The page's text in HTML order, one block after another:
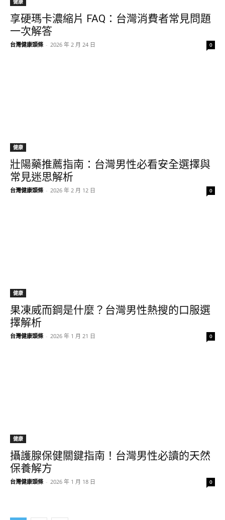
健康
享硬瑪卡濃縮片 FAQ：台灣消費者常見問題
一次解答
台灣健康頭條 - 2026 年 2 月 24 日 0
健康
壯陽藥推薦指南：台灣男性必看安全選擇與
常見迷思解析
台灣健康頭條 - 2026 年 2 月 12 日 0
健康
果凍威而鋼是什麼？台灣男性熱搜的口服選
擇解析
台灣健康頭條 - 2026 年 1 月 21 日 0
健康
攝護腺保健關鍵指南！台灣男性必讀的天然
保養解方
台灣健康頭條 - 2026 年 1 月 18 日 0